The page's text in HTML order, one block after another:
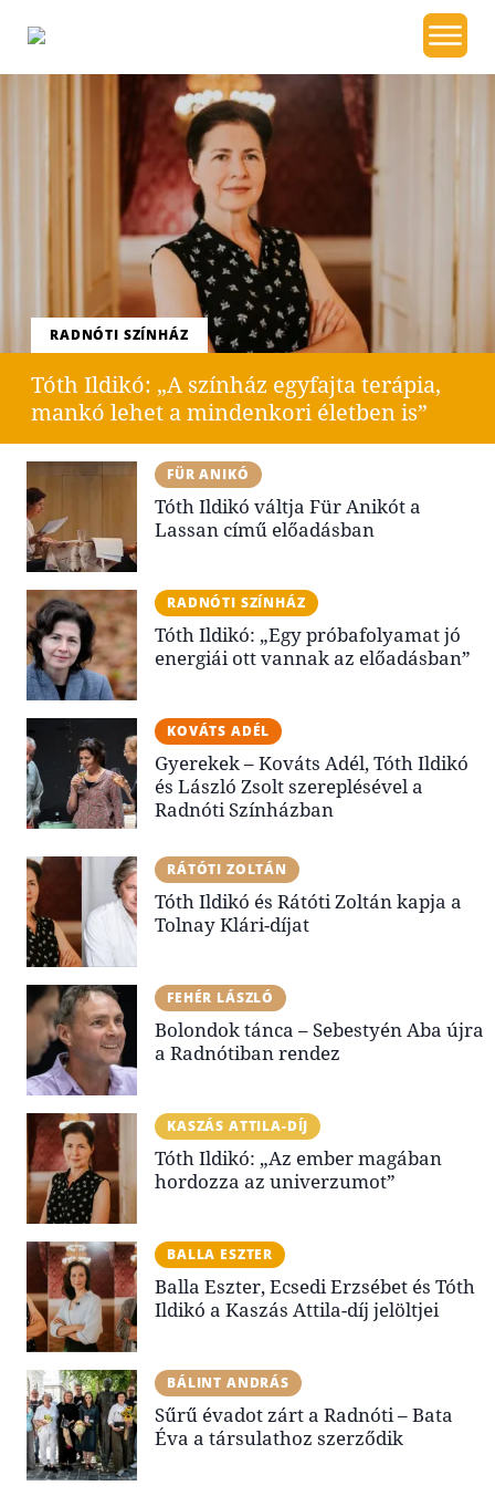
RADNÓTI SZÍNHÁZ
Tóth Ildikó: „A színház egyfajta terápia,
mankó lehet a mindenkori életben is”
FÜR ANIKÓ
Tóth Ildikó váltja Für Anikót a
Lassan című előadásban
RADNÓTI SZÍNHÁZ
Tóth Ildikó: „Egy próbafolyamat jó
energiái ott vannak az előadásban”
KOVÁTS ADÉL
Gyerekek – Kováts Adél, Tóth Ildikó
és László Zsolt szereplésével a
Radnóti Színházban
RÁTÓTI ZOLTÁN
Tóth Ildikó és Rátóti Zoltán kapja a
Tolnay Klári-díjat
FEHÉR LÁSZLÓ
Bolondok tánca – Sebestyén Aba újra
a Radnótiban rendez
KASZÁS ATTILA-DÍJ
Tóth Ildikó: „Az ember magában
hordozza az univerzumot”
BALLA ESZTER
Balla Eszter, Ecsedi Erzsébet és Tóth
Ildikó a Kaszás Attila-díj jelöltjei
BÁLINT ANDRÁS
Sűrű évadot zárt a Radnóti – Bata
Éva a társulathoz szerződik